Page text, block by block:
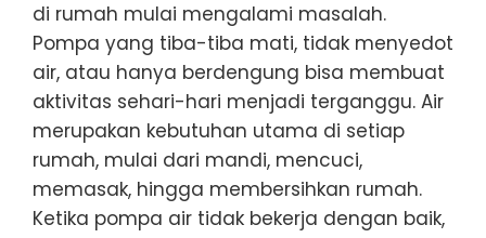
di rumah mulai mengalami masalah.
Pompa yang tiba-tiba mati, tidak menyedot
air, atau hanya berdengung bisa membuat
aktivitas sehari-hari menjadi terganggu. Air
merupakan kebutuhan utama di setiap
rumah, mulai dari mandi, mencuci,
memasak, hingga membersihkan rumah.
Ketika pompa air tidak bekerja dengan baik,